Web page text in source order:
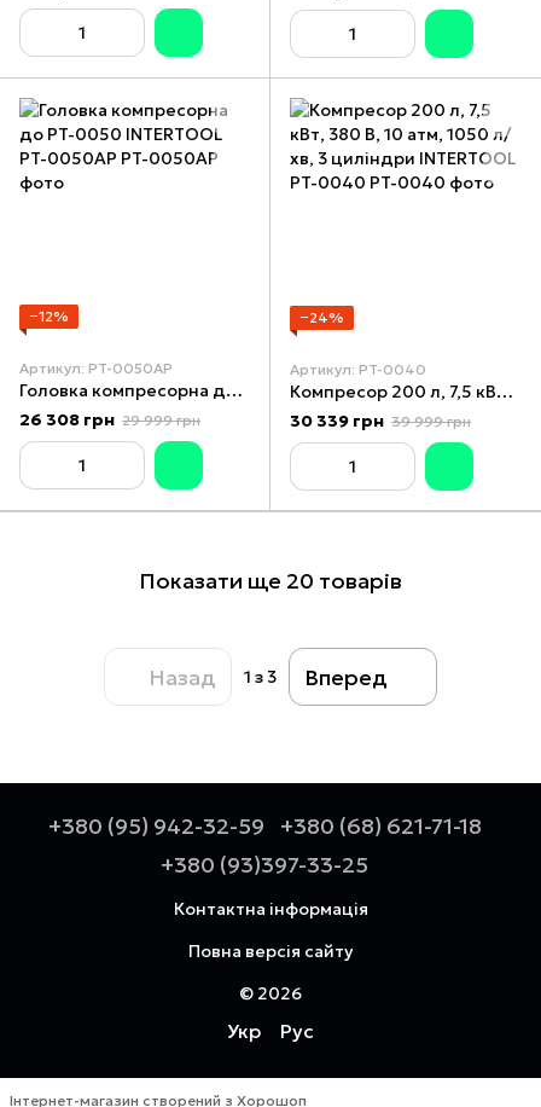
−12%
Артикул: PT-0050AP
Головка компресорна до PT-0050 INTERTOOL PT-0050AP
26 308 грн 29 999 грн
−24%
Артикул: PT-0040
Компресор 200 л, 7,5 кВт, 380 В, 10 атм, 1050 л/хв, 3 циліндри INTERTOOL PT-0040
30 339 грн 39 999 грн
Показати ще 20 товарів
Назад 1 з 3 Вперед
+380 (95) 942-32-59
+380 (68) 621-71-18
+380 (93)397-33-25
Контактна інформація
Повна версія сайту
© 2026
Укр Рус
Інтернет-магазин створений з Хорошоп